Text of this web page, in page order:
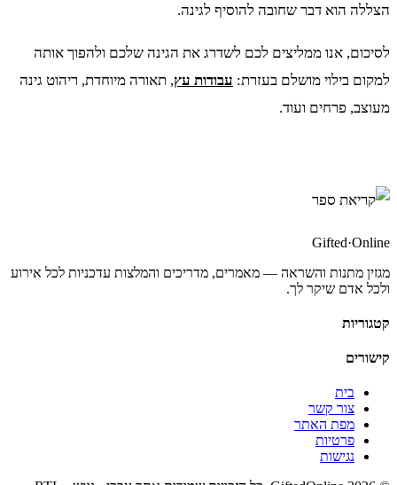
הצללה הוא דבר שחובה להוסיף לגינה.
לסיכום, אנו ממליצים לכם לשדרג את הגינה שלכם ולהפוך אותה
למקום בילוי מושלם בעזרת: עבודות עץ, תאורה מיוחדת, ריהוט גינה
מעוצב, פרחים ועוד.
Gifted·Online
מגזין מתנות והשראה — מאמרים, מדריכים והמלצות עדכניות לכל אירוע
ולכל אדם שיקר לך.
קטגוריות
קישורים
בית
צור קשר
מפת האתר
פרטיות
נגישות